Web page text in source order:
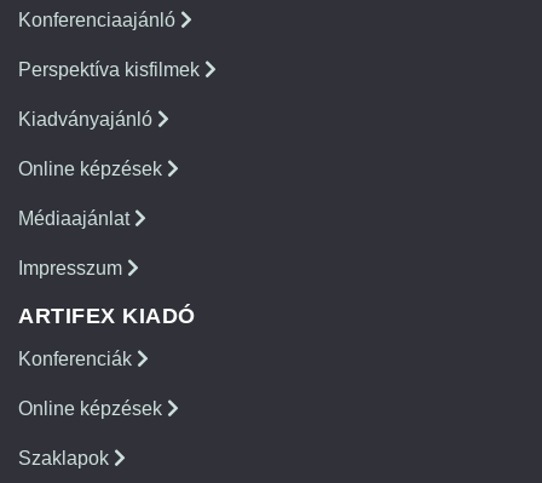
Konferenciaajánló
Perspektíva kisfilmek
Kiadványajánló
Online képzések
Médiaajánlat
Impresszum
ARTIFEX KIADÓ
Konferenciák
Online képzések
Szaklapok